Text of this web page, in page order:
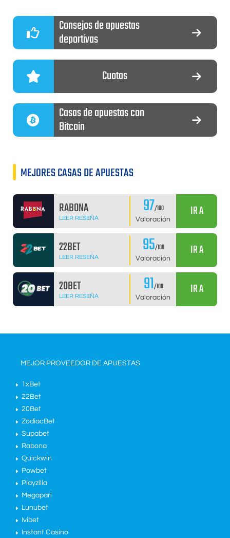
Consejos de apuestas
deportivas
Cuotas
Casas de apuestas con
Bitcoin
MEJORES CASAS DE APUESTAS
RABONA
LEER RESEÑA 97/100
Valoración
IR A
22BET
LEER RESEÑA 95/100
Valoración
IR A
20BET
LEER RESEÑA 91/100
Valoración
IR A
MEJOR PROVEEDOR DE APUESTAS
1xBet
22Bet
20Bet
ZodiacBet
Supabet
Rabona
Quickwin
Powbet
Playzilla
Megapari
Lunubet
Ivibet
Instant Casino